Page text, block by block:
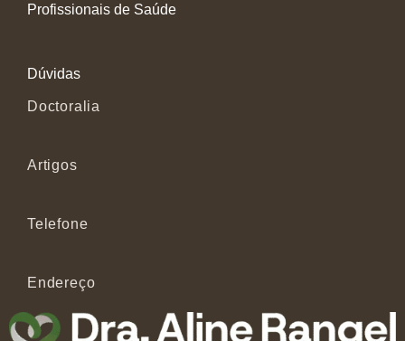
Profissionais de Saúde
Dúvidas
Doctoralia
Artigos
Telefone
Endereço